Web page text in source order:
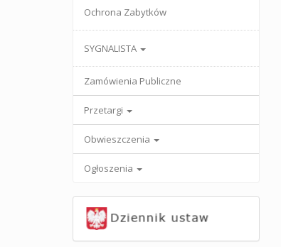
Ochrona Zabytków
SYGNALISTA
Zamówienia Publiczne
Przetargi
Obwieszczenia
Ogłoszenia